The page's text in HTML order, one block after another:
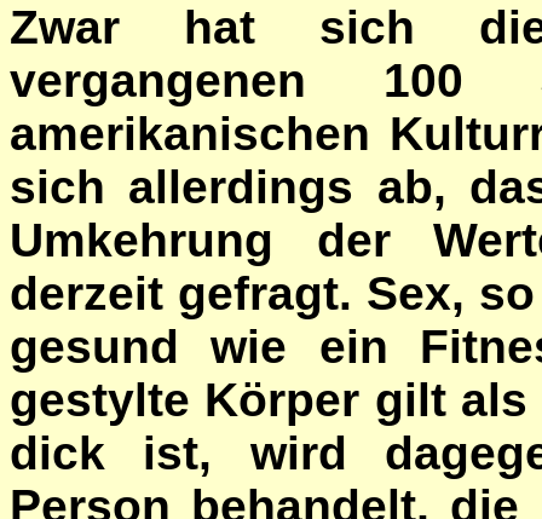
Zwar hat sich
vergangenen 100
amerikanischen
sich allerdings ab,
Umkehrung der
derzeit gefragt. Sex,
gesund wie ein
gestylte Körper gilt als
dick ist, wird
Person behandelt,